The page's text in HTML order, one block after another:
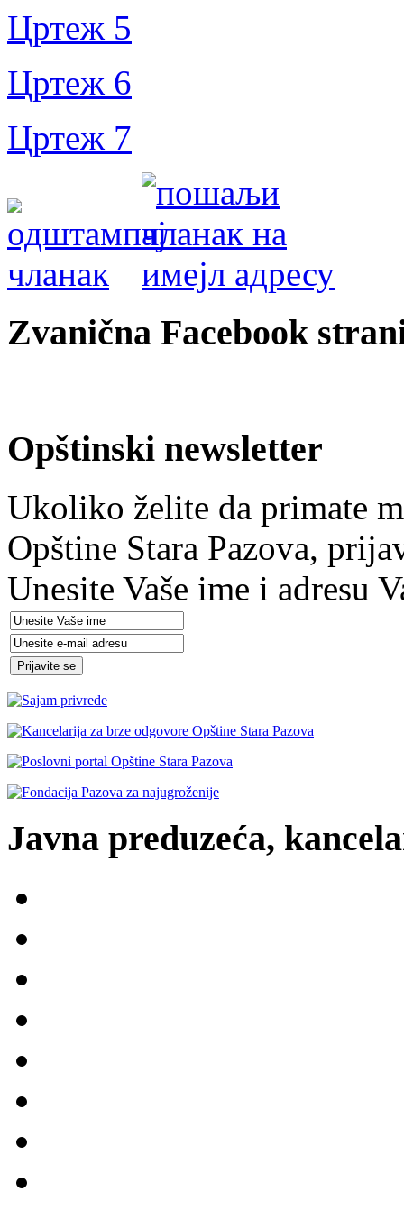
Цртеж 5
Цртеж 6
Цртеж 7
Zvanična Facebook
Opštinski newsletter
Ukoliko želite da primate
Opštine Stara Pazova,
Unesite Vaše ime i adresu
Javna preduzeća,